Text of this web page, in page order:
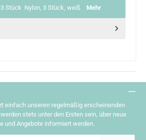
3 Stück Nylon, 3 Stück, weiß Mehr
einfach unseren regelmäßig erscheinenden
stets unter den Ersten sein, über neue
und Angebote informiert werden.